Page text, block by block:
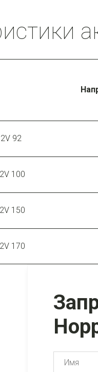
92
100
150
170